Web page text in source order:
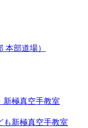
本部道場）
新極真空手教室
も新極真空手教室